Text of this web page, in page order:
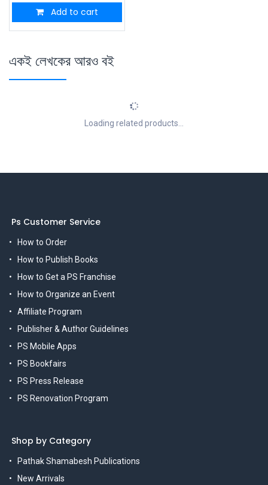
Add to cart
একই লেখকের আরও বই
Loading related products...
Ps Customer Service
How to Order
How to Publish Books
How to Get a PS Franchise
How to Organize an Event
Affiliate Program
Publisher & Author Guidelines
PS Mobile Apps
PS Bookfairs
PS Press Release
PS Renovation Program
Shop by Category
Pathak Shamabesh Publications
New Arrivals